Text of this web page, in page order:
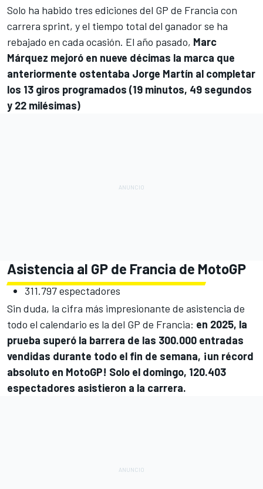
Solo ha habido tres ediciones del GP de Francia con
carrera sprint, y el tiempo total del ganador se ha
rebajado en cada ocasión. El año pasado, Marc
Márquez mejoró en nueve décimas la marca que
anteriormente ostentaba Jorge Martín al completar
los 13 giros programados (19 minutos, 49 segundos
y 22 milésimas)
Asistencia al GP de Francia de MotoGP
311.797 espectadores
Sin duda, la cifra más impresionante de asistencia de
todo el calendario es la del GP de Francia: en 2025, la
prueba superó la barrera de las 300.000 entradas
vendidas durante todo el fin de semana, ¡un récord
absoluto en MotoGP! Solo el domingo, 120.403
espectadores asistieron a la carrera.